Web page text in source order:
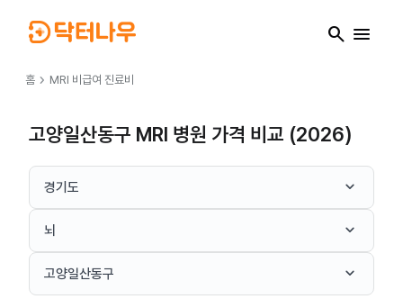
search menu
홈 chevron_right MRI 비급여 진료비
고양일산동구 MRI 병원 가격 비교 (2026)
경기도 keyboard_arrow_down
뇌 keyboard_arrow_down
고양일산동구 keyboard_arrow_down